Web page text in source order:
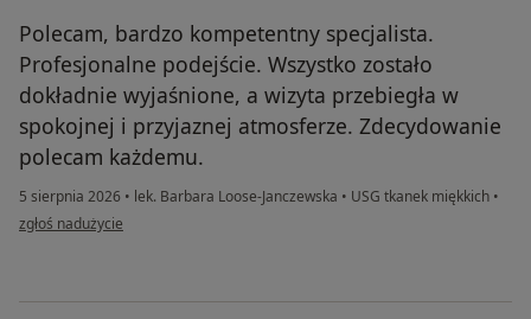
Polecam, bardzo kompetentny specjalista.
Profesjonalne podejście. Wszystko zostało
dokładnie wyjaśnione, a wizyta przebiegła w
spokojnej i przyjaznej atmosferze. Zdecydowanie
polecam każdemu.
5 sierpnia 2026 • lek. Barbara Loose-Janczewska • USG tkanek miękkich •
w opinii użytkownika Gosia
zgłoś nadużycie